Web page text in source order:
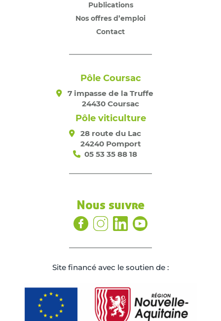
Publications
Nos offres d’emploi
Contact
Pôle Coursac
7 impasse de la Truffe
24430 Coursac
Pôle viticulture
28 route du Lac
24240 Pomport
05 53 35 88 18
Nous suivre
Site ﬁnancé avec le soutien de :